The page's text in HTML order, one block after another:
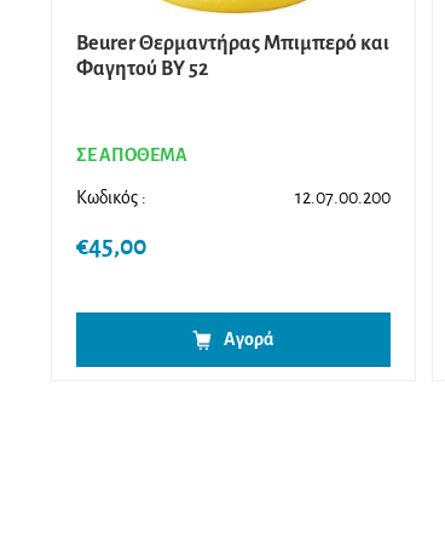
Beurer Θερμαντήρας Μπιμπερό και
Φαγητού BY 52
ΣΕ ΑΠΟΘΕΜΑ
Κωδικός : 12.07.00.200
€45,00
Αγορά